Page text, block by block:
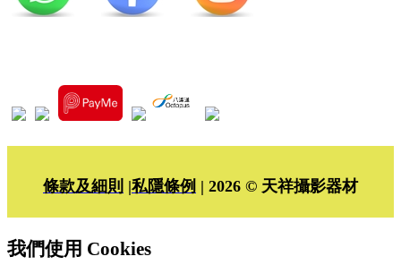
條款及細則 |私隱條例 | 2026 © 天祥攝影器材
我們使用 Cookies